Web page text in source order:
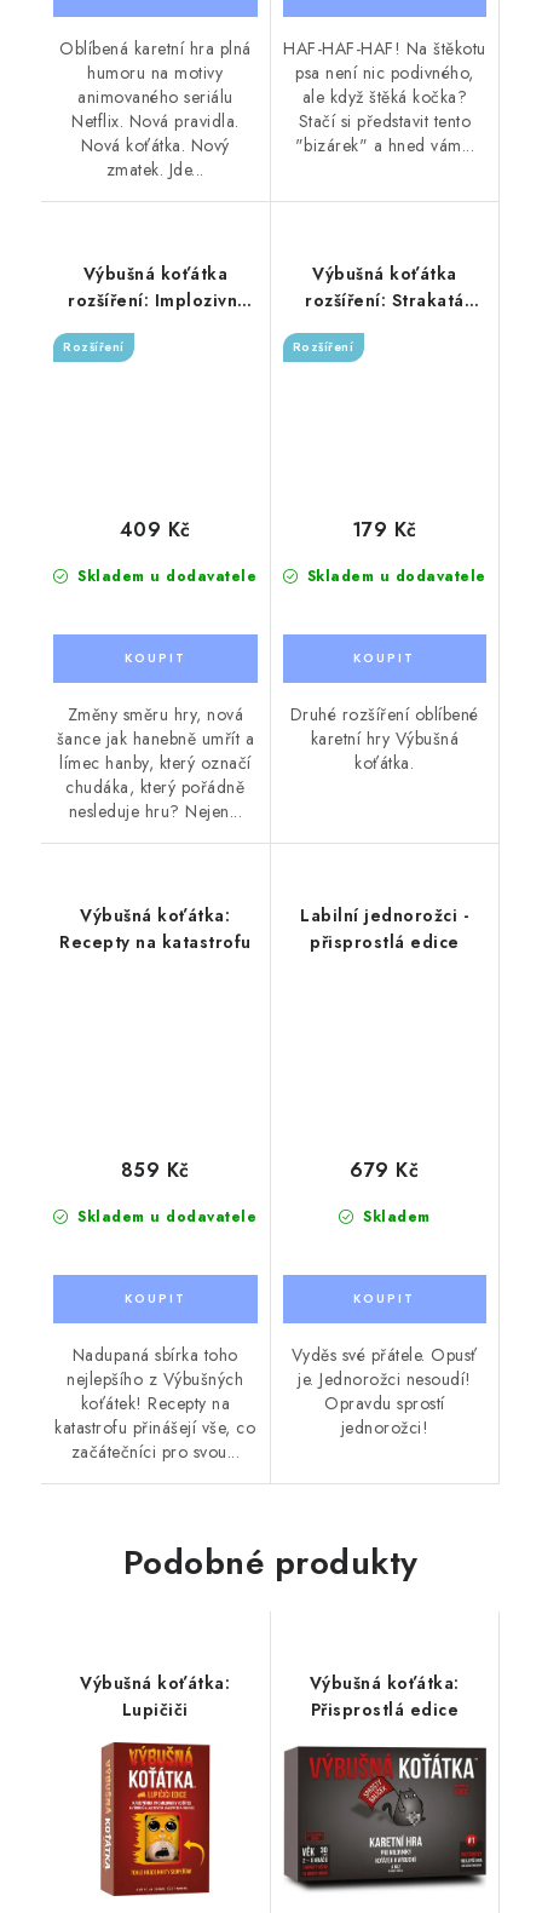
Oblíbená karetní hra plná
humoru na motivy
animovaného seriálu
Netflix. Nová pravidla.
Nová koťátka. Nový
zmatek. Jde...
HAF-HAF-HAF! Na štěkotu
psa není nic podivného,
ale když štěká kočka?
Stačí si představit tento
"bizárek" a hned vám...
Výbušná koťátka
rozšíření: Implozivní
koťátka
Rozšíření
Skladem u dodavatele
409 Kč
Změny směru hry, nová
šance jak hanebně umřít a
límec hanby, který označí
chudáka, který pořádně
nesleduje hru? Nejen...
Výbušná koťátka
rozšíření: Strakatá
koťátka
Rozšíření
Skladem u dodavatele
179 Kč
Druhé rozšíření oblíbené
karetní hry Výbušná
koťátka.
Výbušná koťátka:
Recepty na katastrofu
Skladem u dodavatele
859 Kč
Nadupaná sbírka toho
nejlepšího z Výbušných
koťátek! Recepty na
katastrofu přinášejí vše, co
začátečníci pro svou...
Labilní jednorožci -
přisprostlá edice
Skladem
679 Kč
Vyděs své přátele. Opusť
je. Jednorožci nesoudí!
Opravdu sprostí
jednorožci!
Podobné produkty
Výbušná koťátka:
Lupičiči
Výbušná koťátka:
Přisprostlá edice